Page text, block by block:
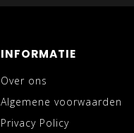
INFORMATIE
Over ons
Algemene voorwaarden
Privacy Policy